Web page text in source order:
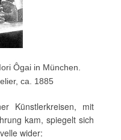
Ôgai in München.
ca. 1885
Künstlerkreisen, mit
kam, spiegelt sich
wider: